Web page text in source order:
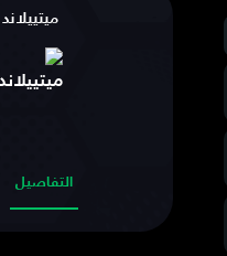
ميتييلاند
التفاصيل